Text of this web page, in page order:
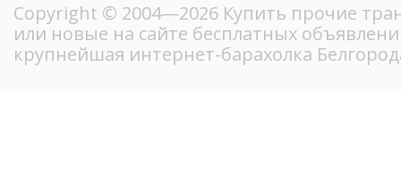
Copyright © 2004—2026 Купить прочие
или новые на сайте бесплатных
крупнейшая интернет-барахолка